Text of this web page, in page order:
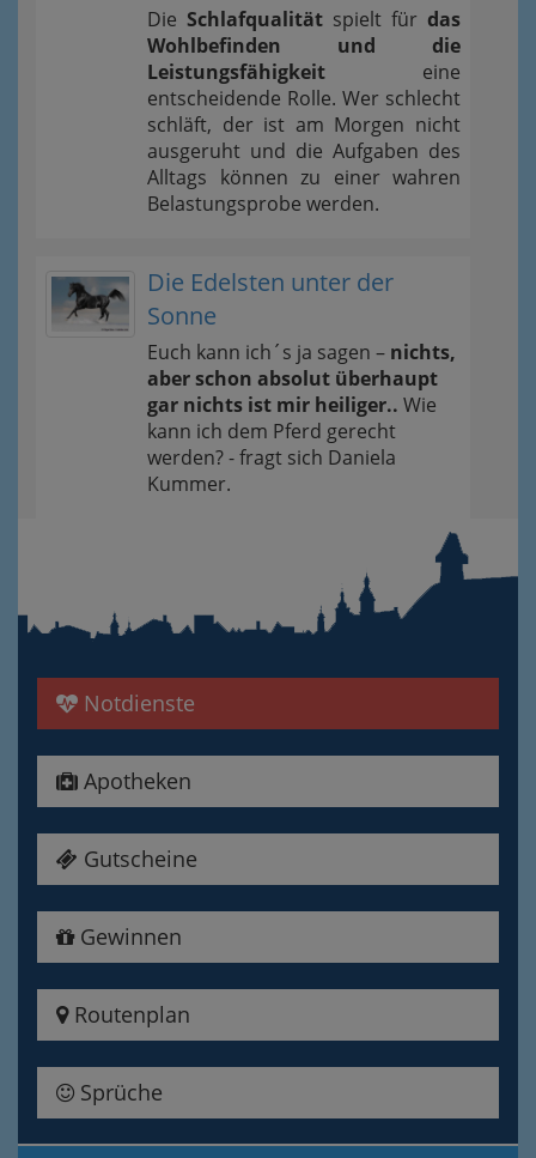
Die Schlafqualität spielt für das
Wohlbefinden und die
Leistungsfähigkeit eine
entscheidende Rolle. Wer schlecht
schläft, der ist am Morgen nicht
ausgeruht und die Aufgaben des
Alltags können zu einer wahren
Belastungsprobe werden.
Die Edelsten unter der
Sonne
Euch kann ich´s ja sagen – nichts,
aber schon absolut überhaupt
gar nichts ist mir heiliger.. Wie
kann ich dem Pferd gerecht
werden? - fragt sich Daniela
Kummer.
Notdienste
Apotheken
Gutscheine
Gewinnen
Routenplan
Sprüche